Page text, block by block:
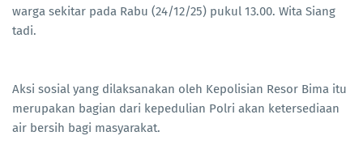
warga sekitar pada Rabu (24/12/25) pukul 13.00. Wita Siang
tadi.
Aksi sosial yang dilaksanakan oleh Kepolisian Resor Bima itu
merupakan bagian dari kepedulian Polri akan ketersediaan
air bersih bagi masyarakat.